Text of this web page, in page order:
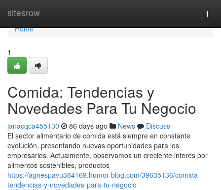
sitesrow
Home
Home
1
Comida: Tendencias y
Novedades Para Tu Negocio
janacqca455130 86 days ago News
Discuss
El sector alimentario de comida está siempre en constante
evolución, presentando nuevas oportunidades para los
empresarios. Actualmente, observamos un creciente interés por
alimentos sostenibles, productos
https://agnespavu384169.humor-blog.com/39635136/comida-
tendencias-y-novedades-para-tu-negocio